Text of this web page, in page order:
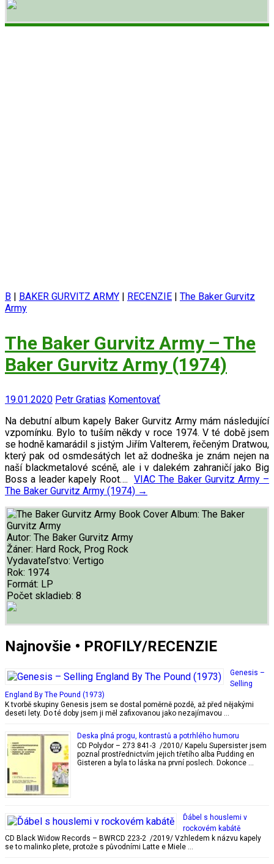
B | BAKER GURVITZ ARMY | RECENZIE | The Baker Gurvitz
Army
The Baker Gurvitz Army – The
Baker Gurvitz Army (1974)
19.01.2020 Petr Gratias Komentovať
Na debutní album kapely Baker Gurvitz Army mám následující
vzpomínku. Bylo to tuším někdy v roce 1974. V té době jsem
se hodně kamarádil s jistým Jiřím Valterem, řečeným Dratwou,
který pak od osmdesátých let až dodneška je znám nejen na
naší blackmetalové scéně, ale i v dalekém zahraničí jako Big
Boss a leader kapely Root…. VIAC The Baker Gurvitz Army –
The Baker Gurvitz Army (1974) →
Album: The Baker
Gurvitz Army
Autor: The Baker Gurvitz Army
Žáner: Hard Rock, Prog Rock
Vydavateľstvo: Vertigo
Rok: 1974
Formát: LP
Počet skladieb: 8
Najnovšie • PROFILY/RECENZIE
Genesis –
Selling
England By The Pound (1973)
K tvorbě skupiny Genesis jsem se dostal poměrně pozdě, až před nějakými
deseti lety. Do té doby jsem ji měl zafixovanou jako nezajímavou …
Deska plná progu, kontrastů a potrhlého humoru
CD Polydor – 273 841-3 /2010/ Kapelu Supersister jsem
poznal prostřednictvím jejich třetího alba Pudding en
Gisteren a byla to láska na první poslech. Dokonce …
Ďábel s houslemi v
rockovém kabátě
CD Black Widow Records – BWRCD 223-2 /2019/ Vzhledem k názvu kapely
se to malinko plete, protože s původními Latte e Miele …